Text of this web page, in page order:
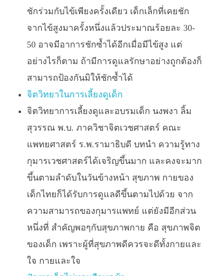
ชักร่วมกับไข้เพียงครั้งเดียว เด็กเล็กที่เคยชัก
จากไข้สูงมาครั้งหนึ่งแล้วประมาณร้อยละ 30-
50 อาจมีอาการชักซ้ำได้อีกเมื่อมีไข้สูง แต่
อย่างไรก็ตาม ถ้ามีการดูแลรักษาอย่างถูกต้องก็
สามารถป้องกันมิให้ชักซ้ำได้
จิตวิทยาในการเลี้ยงดูเด็ก
จิตวิทยาการเลี้ยงดูและอบรมเด็ก นงพงา ลิ้ม
สุวรรณ พ.บ. ภาควิชาจิตเวชศาสตร์ คณะ
แพทยศาสตร์ ร.พ.รามาธิบดี บทนำ ความรู้ทาง
กุมารเวชศาสตร์ได้เจริญขึ้นมาก และคงจะมาก
ขึ้นตามลำดับในวันข้างหน้า สุขภาพ กายของ
เด็กไทยก็ได้รับการดูแลดีขึ้นตามไปด้วย จาก
ความสามารถของกุมารแพทย์ แต่ยังมีอีกส่วน
หนึ่งที่ สำคัญพอๆกับสุขภาพกาย คือ สุขภาพจิต
ของเด็ก เพราะผู้ที่สุขภาพดีควรจะดีทั้งกายและ
ใจ กายและใจ